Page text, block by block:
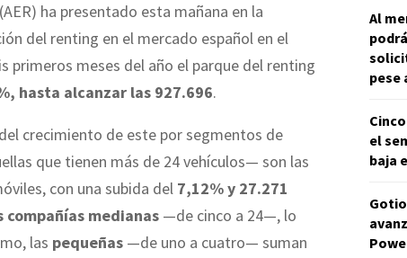
(AER) ha presentado esta mañana en la
del renting en el mercado español en el
primeros meses del año el parque del renting
hasta alcanzar las 927.696.
crecimiento de este por segmentos de
que tienen más de 24 vehículos— son las
con una subida del 7,12% y 27.271
compañías medianas —de cinco a 24—, lo
las pequeñas —de uno a cuatro— suman
Al
pese
el
baja